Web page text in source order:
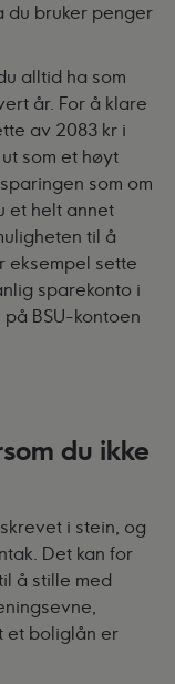
du bruker penger
alltid ha som
år. For å klare
av 2083 kr i
som et høyt
som om
et helt annet
til å
eksempel sette
sparekonto i
BSU-kontoen
du ikke
i stein, og
Det kan for
å stille med
et boliglån er